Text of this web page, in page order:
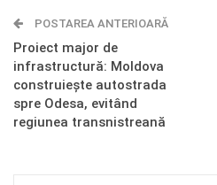
Telegram OK.ru
POSTAREA ANTERIOARĂ
Proiect major de
infrastructură: Moldova
construiește autostrada
spre Odesa, evitând
regiunea transnistreană